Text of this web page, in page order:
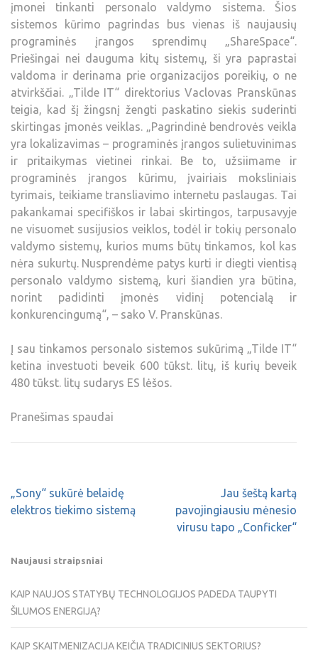
įmonei tinkanti personalo valdymo sistema. Šios
sistemos kūrimo pagrindas bus vienas iš naujausių
programinės įrangos sprendimų „ShareSpace“.
Priešingai nei dauguma kitų sistemų, ši yra paprastai
valdoma ir derinama prie organizacijos poreikių, o ne
atvirkščiai. „Tilde IT“ direktorius Vaclovas Pranskūnas
teigia, kad šį žingsnį žengti paskatino siekis suderinti
skirtingas įmonės veiklas. „Pagrindinė bendrovės veikla
yra lokalizavimas – programinės įrangos sulietuvinimas
ir pritaikymas vietinei rinkai. Be to, užsiimame ir
programinės įrangos kūrimu, įvairiais moksliniais
tyrimais, teikiame transliavimo internetu paslaugas. Tai
pakankamai specifiškos ir labai skirtingos, tarpusavyje
ne visuomet susijusios veiklos, todėl ir tokių personalo
valdymo sistemų, kurios mums būtų tinkamos, kol kas
nėra sukurtų. Nusprendėme patys kurti ir diegti vientisą
personalo valdymo sistemą, kuri šiandien yra būtina,
norint padidinti įmonės vidinį potencialą ir
konkurencingumą“, – sako V. Pranskūnas.
Į sau tinkamos personalo sistemos sukūrimą „Tilde IT“
ketina investuoti beveik 600 tūkst. litų, iš kurių beveik
480 tūkst. litų sudarys ES lėšos.
Pranešimas spaudai
„Sony“ sukūrė belaidę
elektros tiekimo sistemą
Jau šeštą kartą
pavojingiausiu mėnesio
virusu tapo „Conficker“
Naujausi straipsniai
KAIP NAUJOS STATYBŲ TECHNOLOGIJOS PADEDA TAUPYTI
ŠILUMOS ENERGIJĄ?
KAIP SKAITMENIZACIJA KEIČIA TRADICINIUS SEKTORIUS?